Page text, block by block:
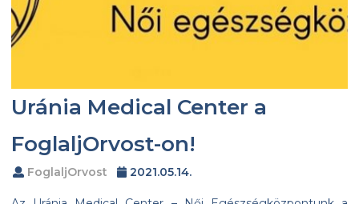
Uránia Medical Center a
FoglaljOrvost-on!
FoglaljOrvost 2021.05.14.